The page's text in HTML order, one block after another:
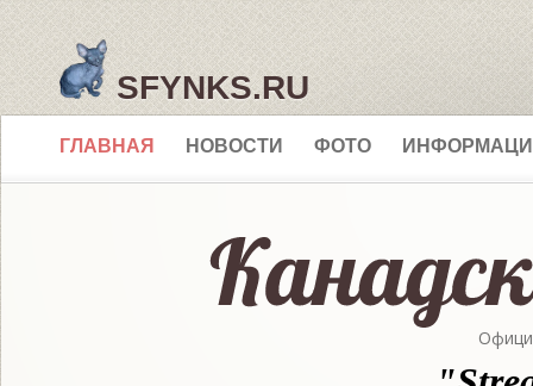
SFYNKS.RU
ГЛАВНАЯ НОВОСТИ ФОТО